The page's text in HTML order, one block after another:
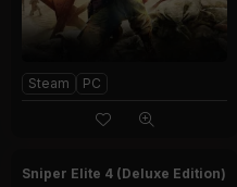
Steam PC
Sniper Elite 4 (Deluxe Edition)